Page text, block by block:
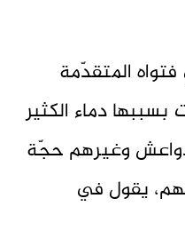
المتقدّمة
دماء الكثير
وغيرهم حجّة
يقول في